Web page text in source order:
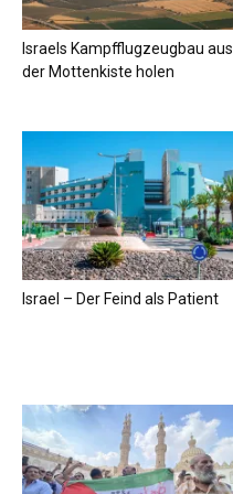
Israels Kampfflugzeugbau aus
der Mottenkiste holen
Israel – Der Feind als Patient